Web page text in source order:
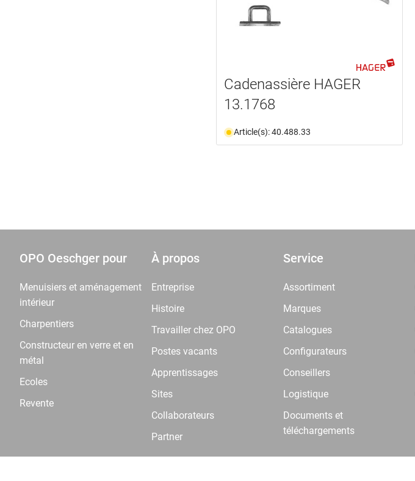
Cadenassière HAGER
13.1768
Article(s): 40.488.33
OPO Oeschger pour
Menuisiers et aménagement
intérieur
Charpentiers
Constructeur en verre et en
métal
Ecoles
Revente
À propos
Entreprise
Histoire
Travailler chez OPO
Postes vacants
Apprentissages
Sites
Collaborateurs
Partner
Service
Assortiment
Marques
Catalogues
Configurateurs
Conseillers
Logistique
Documents et
téléchargements